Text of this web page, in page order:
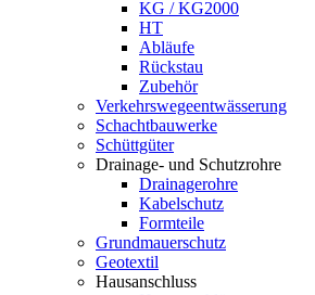
KG / KG2000
HT
Abläufe
Rückstau
Zubehör
Verkehrswegeentwässerung
Schachtbauwerke
Schüttgüter
Drainage- und Schutzrohre
Drainagerohre
Kabelschutz
Formteile
Grundmauerschutz
Geotextil
Hausanschluss